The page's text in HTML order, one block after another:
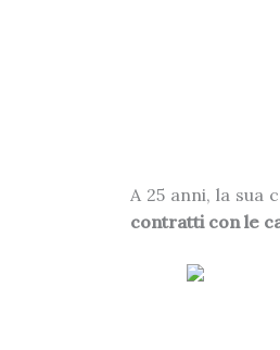
A 25 anni, la sua
contratti con le